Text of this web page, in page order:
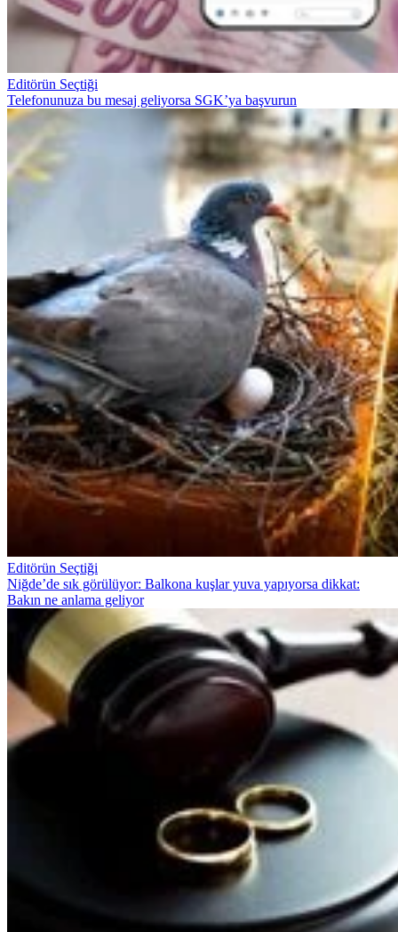
Editörün Seçtiği
Telefonunuza bu mesaj geliyorsa SGK’ya başvurun
Editörün Seçtiği
Niğde’de sık görülüyor: Balkona kuşlar yuva yapıyorsa dikkat:
Bakın ne anlama geliyor